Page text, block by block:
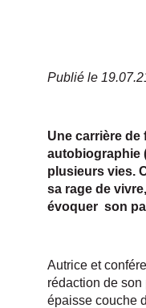
Publié le
Une carrière
autobiographie
plusieurs vies.
sa rage de
évoquer son
Autrice et
rédaction de son
épaisse couche